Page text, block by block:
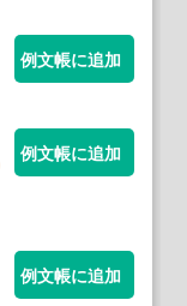
例文帳に追加
例文帳に追加
例文帳に追加